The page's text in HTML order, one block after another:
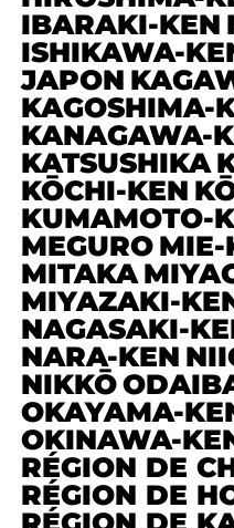
IBARAKI-KEN
ISHIKAWA-
JAPON
KAGOSHIMA-
KANAGAWA-
KATSUSHIKA
KŌCHI-KEN
KUMAMOTO-
MEGURO MIE-
MITAKA
MIYAZAKI-
NAGASAKI-
NARA-KEN
NIKKŌ
OKAYAMA-
OKINAWA-
RÉGION DE
RÉGION DE